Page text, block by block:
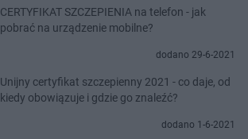
CERTYFIKAT SZCZEPIENIA na telefon - jak
pobrać na urządzenie mobilne?
dodano 29-6-2021
Unijny certyfikat szczepienny 2021 - co daje, od
kiedy obowiązuje i gdzie go znaleźć?
dodano 1-6-2021